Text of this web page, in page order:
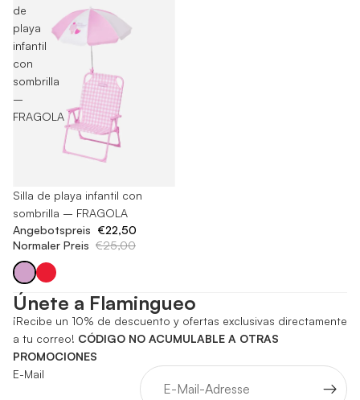
de
playa
infantil
con
sombrilla
–
FRAGOLA
Ausverkauft
Silla de playa infantil con
sombrilla – FRAGOLA
Angebotspreis €22,50
Normaler Preis €25,00
Únete a Flamingueo
¡Recibe un 10% de descuento y ofertas exclusivas directamente
a tu correo! CÓDIGO NO ACUMULABLE A OTRAS
PROMOCIONES
E-Mail